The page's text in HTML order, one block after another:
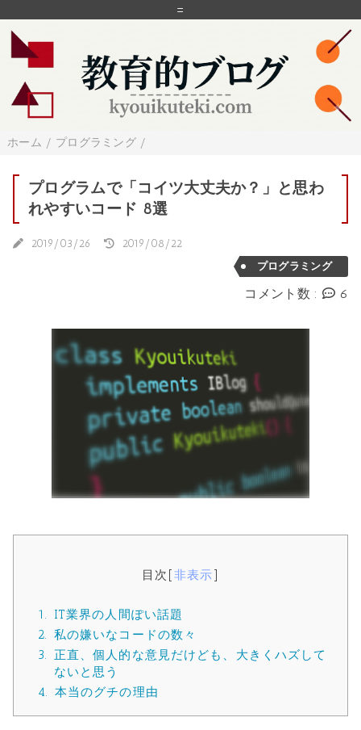
=
ホーム / プログラミング /
プログラムで「コイツ大丈夫か？」と思わ
れやすいコード 8選
2019/03/26
2019/08/22
プログラミング
コメント数 : 6
目次 [非表示]
1.
IT業界の人間ぽい話題
2. 私の嫌いなコードの数々
3.
正直、個人的な意見だけども、大きくハズして
ないと思う
4. 本当のグチの理由